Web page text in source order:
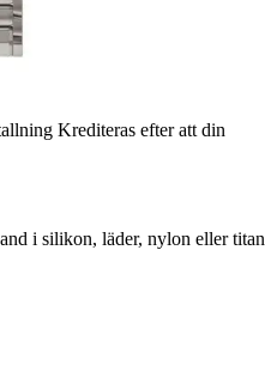
Krediteras efter att din
i silikon, läder, nylon eller titan